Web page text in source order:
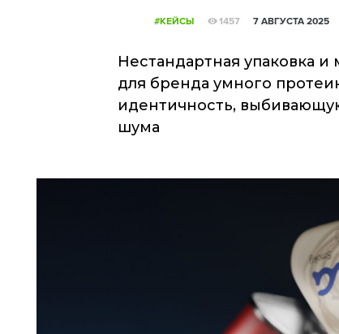
#КЕЙСЫ 1457 7 АВГУСТА 2025
Нестандартная упаковка
для бренда умного
идентичность,
шума